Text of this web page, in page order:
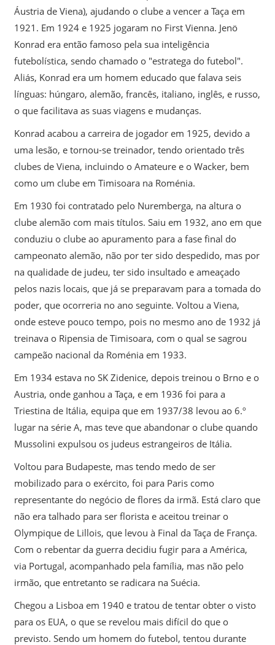
Áustria de Viena), ajudando o clube a vencer a Taça em
1921. Em 1924 e 1925 jogaram no First Vienna. Jenö
Konrad era então famoso pela sua inteligência
futebolística, sendo chamado o "estratega do futebol".
Aliás, Konrad era um homem educado que falava seis
línguas: húngaro, alemão, francês, italiano, inglês, e russo,
o que facilitava as suas viagens e mudanças.
Konrad acabou a carreira de jogador em 1925, devido a
uma lesão, e tornou-se treinador, tendo orientado três
clubes de Viena, incluindo o Amateure e o Wacker, bem
como um clube em Timisoara na Roménia.
Em 1930 foi contratado pelo Nuremberga, na altura o
clube alemão com mais títulos. Saiu em 1932, ano em que
conduziu o clube ao apuramento para a fase final do
campeonato alemão, não por ter sido despedido, mas por
na qualidade de judeu, ter sido insultado e ameaçado
pelos nazis locais, que já se preparavam para a tomada do
poder, que ocorreria no ano seguinte. Voltou a Viena,
onde esteve pouco tempo, pois no mesmo ano de 1932 já
treinava o Ripensia de Timisoara, com o qual se sagrou
campeão nacional da Roménia em 1933.
Em 1934 estava no SK Zidenice, depois treinou o Brno e o
Austria, onde ganhou a Taça, e em 1936 foi para a
Triestina de Itália, equipa que em 1937/38 levou ao 6.º
lugar na série A, mas teve que abandonar o clube quando
Mussolini expulsou os judeus estrangeiros de Itália.
Voltou para Budapeste, mas tendo medo de ser
mobilizado para o exército, foi para Paris como
representante do negócio de flores da irmã. Está claro que
não era talhado para ser florista e aceitou treinar o
Olympique de Lillois, que levou à Final da Taça de França.
Com o rebentar da guerra decidiu fugir para a América,
via Portugal, acompanhado pela família, mas não pelo
irmão, que entretanto se radicara na Suécia.
Chegou a Lisboa em 1940 e tratou de tentar obter o visto
para os EUA, o que se revelou mais difícil do que o
previsto. Sendo um homem do futebol, tentou durante